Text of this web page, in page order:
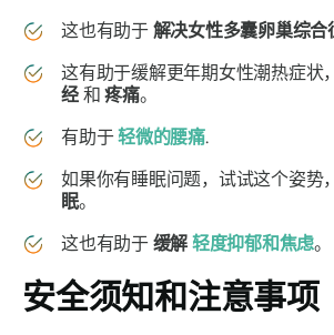
这也有助于 解决女性多囊卵巢综合
这有助于缓解更年期女性潮热症状
经和疼痛。
有助于轻微的腰痛.
如果你有睡眠问题，试试这个姿势
眠。
这也有助于 缓解 轻度抑郁和焦虑。
安全须知和注意事项